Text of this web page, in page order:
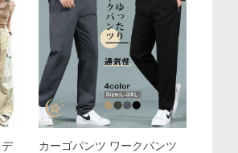
カーゴパンツ ワークパンツ